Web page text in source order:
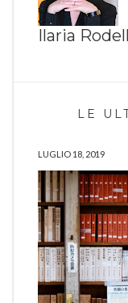
Ilaria
LE
LUGLIO 18, 2019